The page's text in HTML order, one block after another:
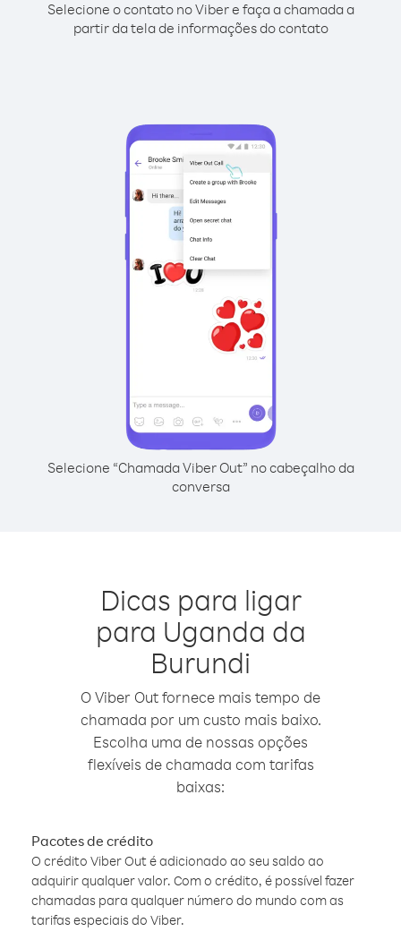
Selecione o contato no Viber e faça a chamada a
partir da tela de informações do contato
Selecione “Chamada Viber Out” no cabeçalho da
conversa
Dicas para ligar
para Uganda da
Burundi
O Viber Out fornece mais tempo de
chamada por um custo mais baixo.
Escolha uma de nossas opções
flexíveis de chamada com tarifas
baixas:
Pacotes de crédito
O crédito Viber Out é adicionado ao seu saldo ao
adquirir qualquer valor. Com o crédito, é possível fazer
chamadas para qualquer número do mundo com as
tarifas especiais do Viber.